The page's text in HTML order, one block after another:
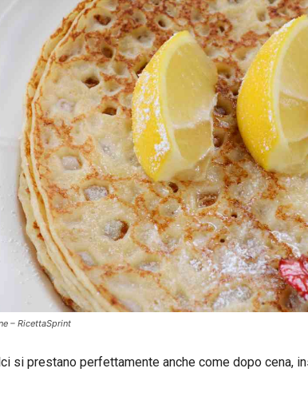
– RicettaSprint
si prestano perfettamente anche come dopo cena,